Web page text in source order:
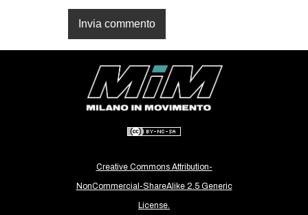
RECENSIONI
INTERNAZIONALE
AFRICA
AMERICHE
ESTREMO ORIENTE
MEDIO ORIENTE
MONDO
Creative Commons Attribution-
NonCommercial-ShareAlike 2.5 Generic
License.